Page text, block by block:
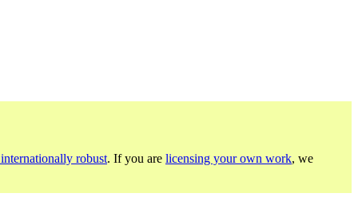
robust. If you are licensing your own work, we